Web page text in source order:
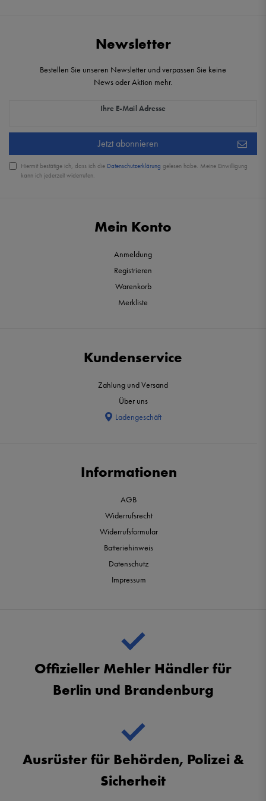
Mein Konto
Anmeldung
Registrieren
Warenkorb
Merkliste
Kundenservice
Zahlung und Versand
Über uns
Ladengeschäft
Informationen
AGB
Widerrufsrecht
Widerrufsformular
Batteriehinweis
Datenschutz
Impressum
Newsletter
Bestellen Sie unseren Newsletter und verpassen Sie keine
News oder Aktion mehr.
Ihre E-Mail Adresse
Newsletter Honig
Jetzt abonnieren
Hiermit bestätige ich, dass ich die Daten­schutz­erklärung gelesen habe. Meine Einwilligung
kann ich jederzeit widerrufen.
Offizieller Mehler Händler für
Berlin und Brandenburg
Ausrüster für Behörden, Polizei &
Sicherheit